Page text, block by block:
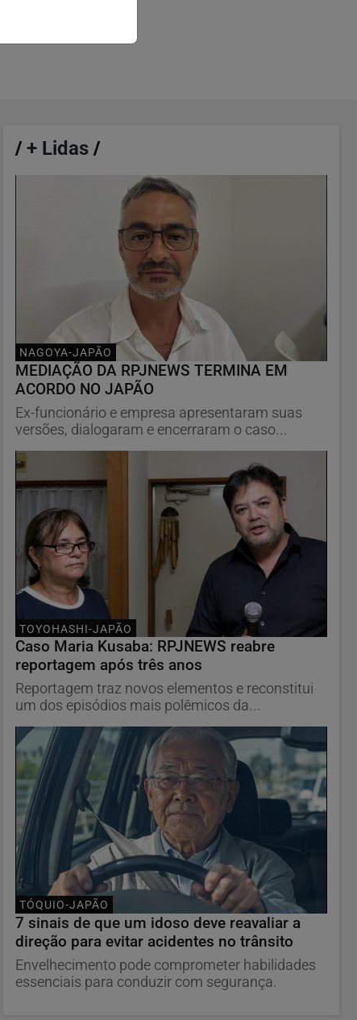
/+ Lidas /
NAGOYA-JAPÃO
MEDIAÇÃO DA RPJNEWS TERMINA EM
ACORDO NO JAPÃO
Ex-funcionário e empresa apresentaram suas
versões, dialogaram e encerraram o caso...
TOYOHASHI-JAPÃO
Caso Maria Kusaba: RPJNEWS reabre
reportagem após três anos
Reportagem traz novos elementos e reconstitui
um dos episódios mais polêmicos da...
TÓQUIO-JAPÃO
7 sinais de que um idoso deve reavaliar a
direção para evitar acidentes no trânsito
Envelhecimento pode comprometer habilidades
essenciais para conduzir com segurança.